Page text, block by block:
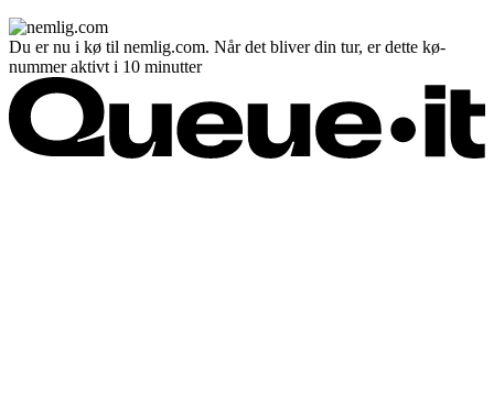
Du er nu i kø til nemlig.com. Når det bliver din tur, er dette kø-
nummer aktivt i 10 minutter